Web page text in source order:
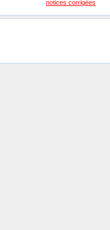
notices corrigées